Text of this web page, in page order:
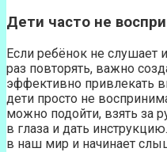
Дети часто не
Если ребёнок не слушает
раз повторять, важно
эффективно привлекать
дети просто не
можно подойти, взять за
в глаза и дать
в наш мир и начинает